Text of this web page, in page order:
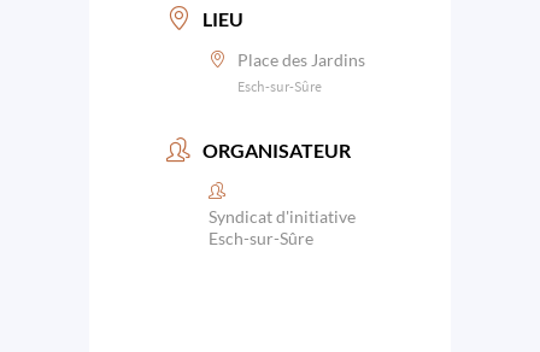
LIEU
Place des Jardins
Esch-sur-Sûre
ORGANISATEUR
Syndicat d'initiative
Esch-sur-Sûre